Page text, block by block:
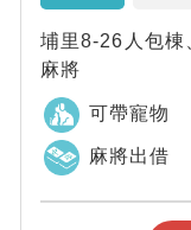
埔里8-26人包棟
麻將
可帶寵物
麻將出借